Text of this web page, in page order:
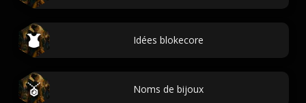
Idées blokecore
Noms de bijoux